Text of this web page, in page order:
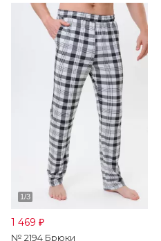
1 469 ₽
№ 2194 Брюки